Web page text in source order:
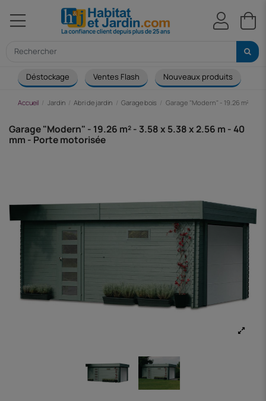
Déstockage Ventes Flash Nouveaux produits
Accueil Jardin Abri de jardin Garage bois Garage "Modern" - 19.26 m² -
Garage "Modern" - 19.26 m² - 3.58 x 5.38 x 2.56 m - 40
mm - Porte motorisée